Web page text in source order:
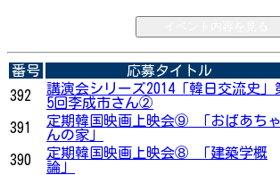
番号 応募タイトル
392
講演会シリーズ2014「韓日交流史」
5回李成市さん②
391
定期韓国映画上映会⑨ 「おばあちゃ
んの家」
390
定期韓国映画上映会⑧ 「建築学概
論」